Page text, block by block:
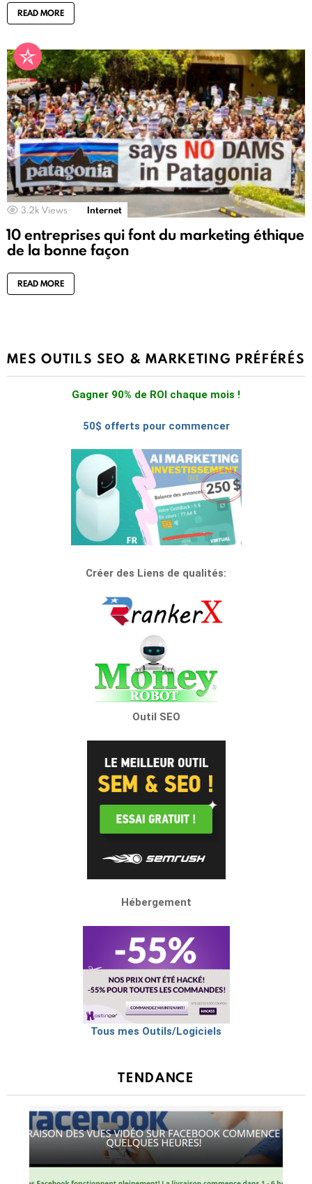
READ MORE
3.2k Views Internet
10 entreprises qui font du marketing éthique
de la bonne façon
READ MORE
MES OUTILS SEO & MARKETING PRÉFÉRÉS
Gagner 90% de ROI chaque mois !
50$ offerts pour commencer
Créer des Liens de qualités:
Outil SEO
Hébergement
Tous mes Outils/Logiciels
TENDANCE